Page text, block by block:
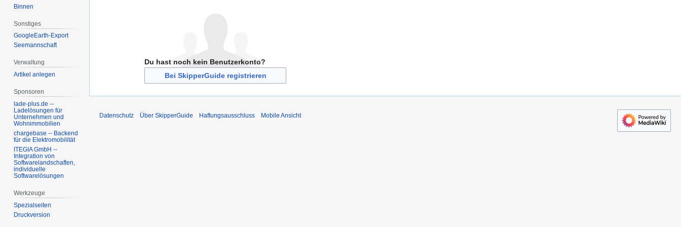
Du hast noch kein Benutzerkonto?
Bei SkipperGuide registrieren
Binnen
Sonstiges
GoogleEarth-Export
Seemannschaft
Verwaltung
Artikel anlegen
Sponsoren
lade-plus.de --
Ladelösungen für
Unternehmen und
Wohnimmobilien
chargebase -- Backend
für die Elektromobilität
ITEGIA GmbH --
Integration von
Softwarelandschaften,
individuelle
Softwarelösungen
Werkzeuge
Spezialseiten
Druckversion
Datenschutz Über SkipperGuide Haftungsausschluss Mobile Ansicht